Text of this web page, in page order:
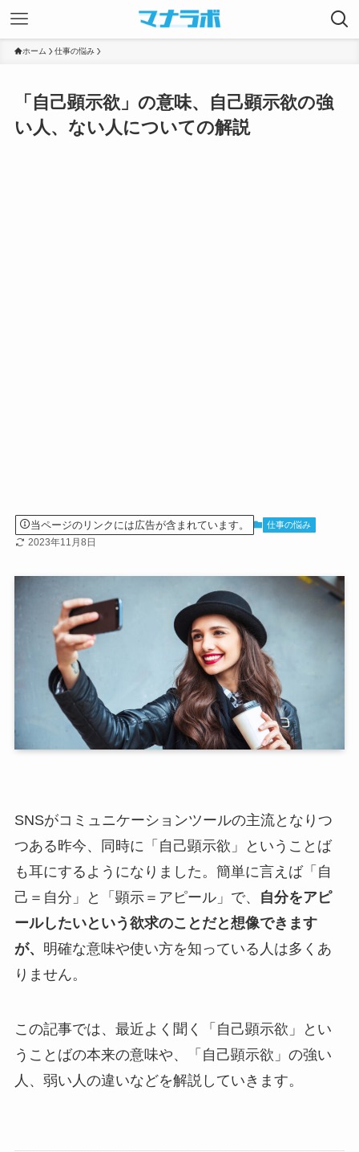
ホーム 仕事の悩み
「自己顕示欲」の意味、自己顕示欲の強
い人、ない人についての解説
当ページのリンクには広告が含まれています。 仕事の悩み
2023年11月8日
SNSがコミュニケーションツールの主流となりつ
つある昨今、同時に「自己顕示欲」ということば
も耳にするようになりました。簡単に言えば「自
己＝自分」と「顕示＝アピール」で、
自分をアピ
ールしたいという欲求のことだと想像できます
が、 明確な意味や使い方を知っている人は多くあ
りません。
この記事では、最近よく聞く「自己顕示欲」とい
うことばの本来の意味や、「自己顕示欲」の強い
人、弱い人の違いなどを解説していきます。